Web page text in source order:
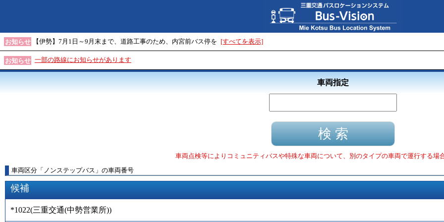
お知らせ 【伊勢】7月1日～9月末まで、道路工事のため、内宮前バス停を [すべてを表示]
お知らせ 一部の路線にお知らせがあります
車両指定
車両点検等によりコミュニティバスや特殊な車両について、別のタイプの車両で運行する場
車両区分 「 ノンステップバス 」 の車両番号
候補
*1022(三重交通(中勢営業所))